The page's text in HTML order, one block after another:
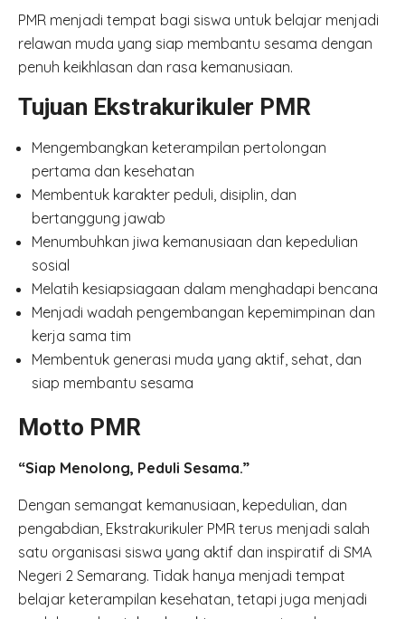
PMR menjadi tempat bagi siswa untuk belajar menjadi
relawan muda yang siap membantu sesama dengan
penuh keikhlasan dan rasa kemanusiaan.
Tujuan Ekstrakurikuler PMR
Mengembangkan keterampilan pertolongan
pertama dan kesehatan
Membentuk karakter peduli, disiplin, dan
bertanggung jawab
Menumbuhkan jiwa kemanusiaan dan kepedulian
sosial
Melatih kesiapsiagaan dalam menghadapi bencana
Menjadi wadah pengembangan kepemimpinan dan
kerja sama tim
Membentuk generasi muda yang aktif, sehat, dan
siap membantu sesama
Motto PMR
“Siap Menolong, Peduli Sesama.”
Dengan semangat kemanusiaan, kepedulian, dan
pengabdian, Ekstrakurikuler PMR terus menjadi salah
satu organisasi siswa yang aktif dan inspiratif di SMA
Negeri 2 Semarang. Tidak hanya menjadi tempat
belajar keterampilan kesehatan, tetapi juga menjadi